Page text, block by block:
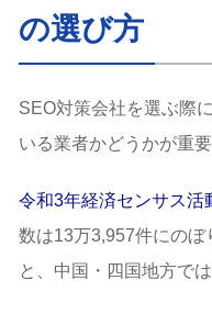
の選び方
SEO対策会社を選ぶ際
いる業者かどうかが重要
令和3年経済センサス活
数は13万3,957件にの
と、中国・四国地方で